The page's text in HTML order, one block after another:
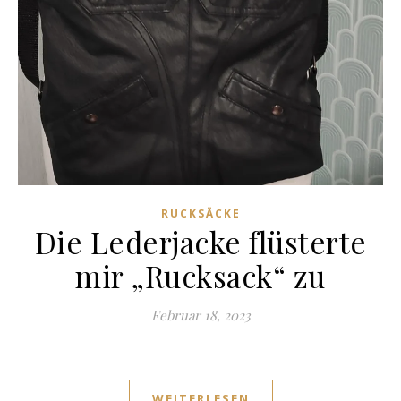
RUCKSÄCKE
Die Lederjacke flüsterte
mir „Rucksack“ zu
Februar 18, 2023